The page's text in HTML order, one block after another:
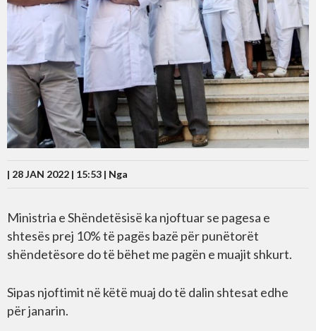
| 28 JAN 2022 | 15:53 | Nga
Ministria e Shëndetësisë ka njoftuar se pagesa e
shtesës prej 10% të pagës bazë për punëtorët
shëndetësore do të bëhet me pagën e muajit shkurt.
Sipas njoftimit në këtë muaj do të dalin shtesat edhe
për janarin.